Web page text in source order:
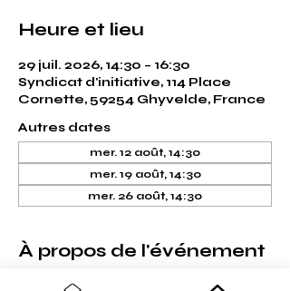
Heure et lieu
29 juil. 2026, 14:30 – 16:30
Syndicat d'initiative, 114 Place
Cornette, 59254 Ghyvelde, France
Autres dates
mer. 12 août, 14:30
mer. 19 août, 14:30
mer. 26 août, 14:30
À propos de l'événement
Le Syndicat d'initiative vous emmène à la